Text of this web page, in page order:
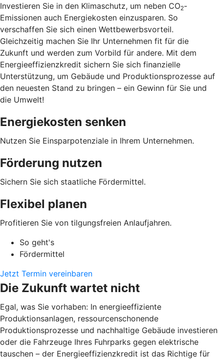
Investieren Sie in den Klimaschutz, um neben CO2-
Emissionen auch Energiekosten einzusparen. So
verschaffen Sie sich einen Wettbewerbsvorteil.
Gleichzeitig machen Sie Ihr Unternehmen fit für die
Zukunft und werden zum Vorbild für andere. Mit dem
Energieeffizienzkredit sichern Sie sich finanzielle
Unterstützung, um Gebäude und Produktionsprozesse auf
den neuesten Stand zu bringen – ein Gewinn für Sie und
die Umwelt!
Energiekosten senken
Nutzen Sie Einsparpotenziale in Ihrem Unternehmen.
Förderung nutzen
Sichern Sie sich staatliche Fördermittel.
Flexibel planen
Profitieren Sie von tilgungsfreien Anlaufjahren.
So geht's
Fördermittel
Jetzt Termin vereinbaren
Die Zukunft wartet nicht
Egal, was Sie vorhaben: In energieeffiziente
Produktionsanlagen, ressourcenschonende
Produktionsprozesse und nachhaltige Gebäude investieren
oder die Fahrzeuge Ihres Fuhrparks gegen elektrische
tauschen – der Energieeffizienzkredit ist das Richtige für